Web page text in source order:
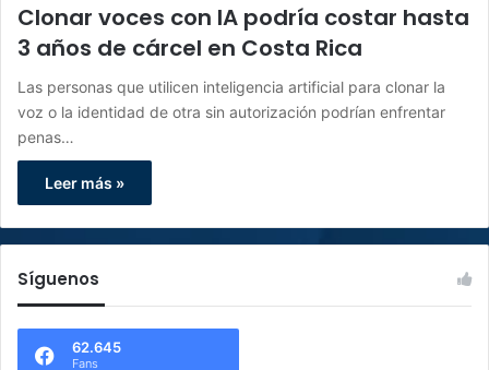
Clonar voces con IA podría costar hasta
3 años de cárcel en Costa Rica
Las personas que utilicen inteligencia artificial para clonar la
voz o la identidad de otra sin autorización podrían enfrentar
penas…
Leer más »
Síguenos
62.645
Fans